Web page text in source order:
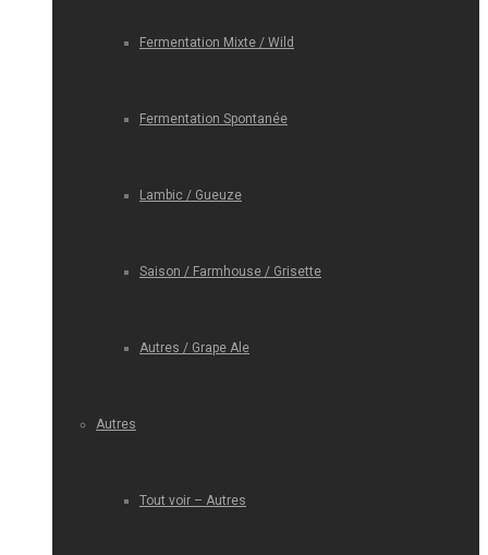
Fermentation Mixte / Wild
Fermentation Spontanée
Lambic / Gueuze
Saison / Farmhouse / Grisette
Autres / Grape Ale
Autres
Tout voir – Autres